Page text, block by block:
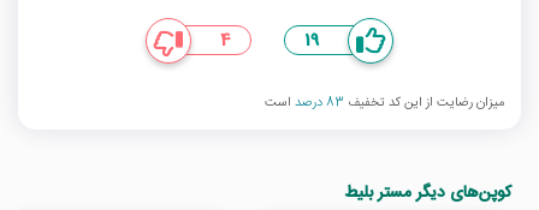
19
4
میزان رضایت از این کد تخفیف 83 درصد است
کوپن‌های دیگر مستر بلیط